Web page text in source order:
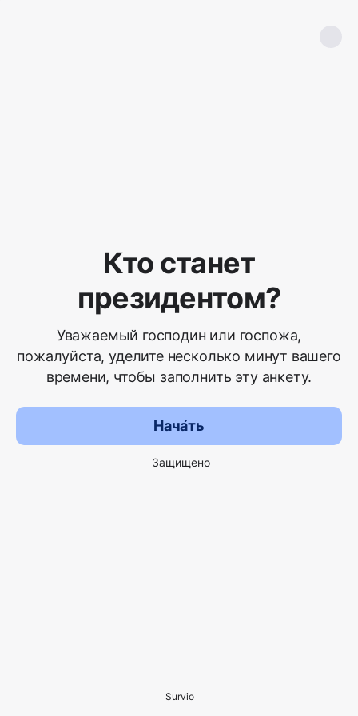
Кто станет
президентом?
Уважаемый господин или госпожа,
пожалуйста, уделите несколько минут вашего
времени, чтобы заполнить эту анкету.
Нача́ть
Защищено
Survio